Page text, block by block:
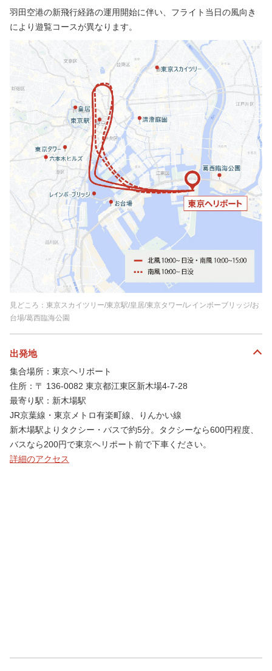
羽田空港の新飛行経路の運用開始に伴い、フライト当日の風向き
により遊覧コースが異なります。
見どころ：東京スカイツリー/東京駅/皇居/東京タワー/レインボーブリッジ/お
台場/葛西臨海公園
出発地
集合場所：東京ヘリポート
住所：〒 136-0082 東京都江東区新木場4-7-28
最寄り駅：新木場駅
JR京葉線・東京メトロ有楽町線、りんかい線
新木場駅よりタクシー・バスで約5分。タクシーなら600円程度、
バスなら200円で東京ヘリポート前で下車ください。
詳細のアクセス